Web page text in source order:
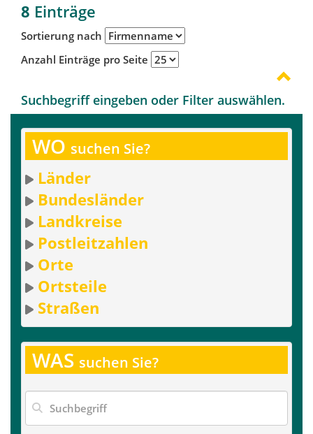
8 Einträge
Sortierung nach
Anzahl Einträge pro Seite
Suchbegriff eingeben oder Filter auswählen.
WO suchen Sie?
Länder
Bundesländer
Landkreise
Postleitzahlen
Orte
Ortsteile
Straßen
WAS suchen Sie?